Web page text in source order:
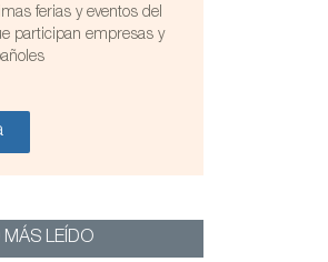
de Nanimarquina.
ferias y eventos del
participan empresas y
MÁS LEÍDO